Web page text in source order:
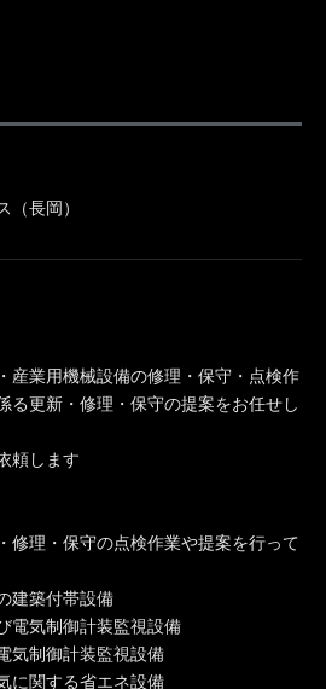
（長岡）
産業用機械設備の修理・保守・点検作
る更新・修理・保守の提案をお任せし
頼します
修理・保守の点検作業や提案を行って
建築付帯設備
電気制御計装監視設備
気制御計装監視設備
に関する省エネ設備